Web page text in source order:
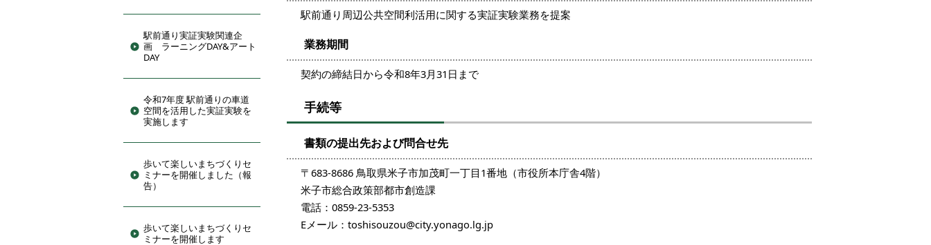
駅前通り実証実験関連企
画 ラーニングDAY&アート
DAY
令和7年度 駅前通りの車道
空間を活用した実証実験を
実施します
歩いて楽しいまちづくりセ
ミナーを開催しました（報
告）
歩いて楽しいまちづくりセ
ミナーを開催します
駅前通り周辺公共空間利活用に関する実証実験業務を提案
業務期間
契約の締結日から令和8年3月31日まで
手続等
書類の提出先および問合せ先
〒683-8686 鳥取県米子市加茂町一丁目1番地（市役所本庁舎4階）
米子市総合政策部都市創造課
電話：0859-23-5353
Eメール：toshisouzou@city.yonago.lg.jp